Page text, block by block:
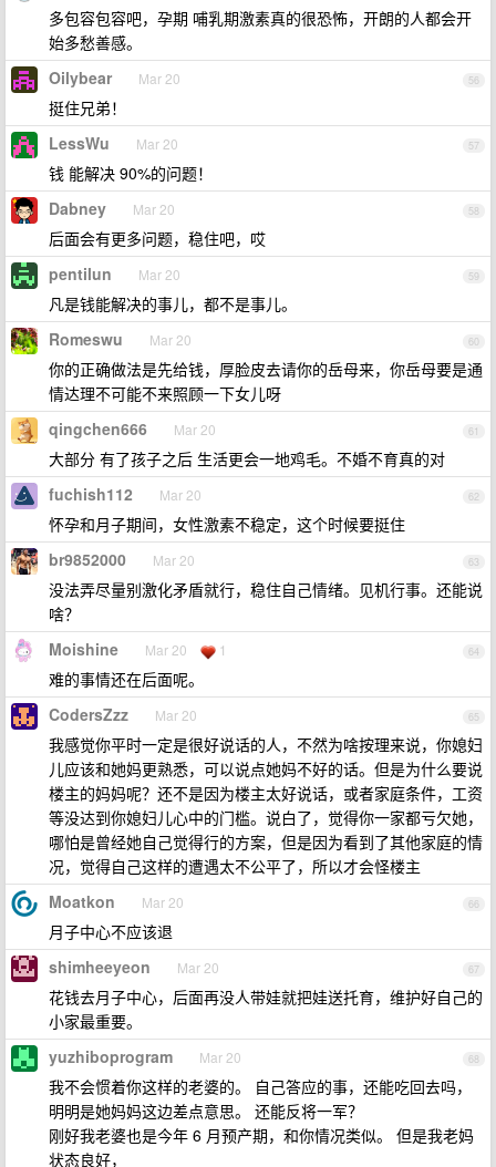
多包容包容吧，孕期 哺乳期激素真的很恐怖，开朗的人都会开
始多愁善感。
56
Oilybear Mar 20
挺住兄弟！
57
LessWu Mar 20
钱 能解决 90%的问题！
58
Dabney Mar 20
后面会有更多问题，稳住吧，哎
59
pentilun Mar 20
凡是钱能解决的事儿，都不是事儿。
60
Romeswu Mar 20
你的正确做法是先给钱，厚脸皮去请你的岳母来，你岳母要是通
情达理不可能不来照顾一下女儿呀
61
qingchen666 Mar 20
大部分 有了孩子之后 生活更会一地鸡毛。不婚不育真的对
62
fuchish112 Mar 20
怀孕和月子期间，女性激素不稳定，这个时候要挺住
63
br9852000 Mar 20
没法弄尽量别激化矛盾就行，稳住自己情绪。见机行事。还能说
啥？
64
Moishine Mar 20 1
难的事情还在后面呢。
65
CodersZzz Mar 20
我感觉你平时一定是很好说话的人，不然为啥按理来说，你媳妇
儿应该和她妈更熟悉，可以说点她妈不好的话。但是为什么要说
楼主的妈妈呢？还不是因为楼主太好说话，或者家庭条件，工资
等没达到你媳妇儿心中的门槛。说白了，觉得你一家都亏欠她，
哪怕是曾经她自己觉得行的方案，但是因为看到了其他家庭的情
况，觉得自己这样的遭遇太不公平了，所以才会怪楼主
66
Moatkon Mar 20
月子中心不应该退
67
shimheeyeon Mar 20
花钱去月子中心，后面再没人带娃就把娃送托育，维护好自己的
小家最重要。
68
yuzhiboprogram Mar 20
我不会惯着你这样的老婆的。 自己答应的事，还能吃回去吗，
明明是她妈妈这边差点意思。 还能反将一军？
刚好我老婆也是今年 6 月预产期，和你情况类似。 但是我老妈
状态良好，